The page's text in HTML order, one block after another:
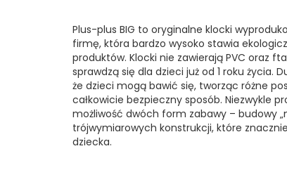
Plus-plus BIG to oryginalne klocki
firmę, która bardzo wysoko stawia
produktów. Klocki nie zawierają PVC oraz
sprawdzą się dla dzieci już od 1 roku życia.
że dzieci mogą bawić się, tworząc różne
całkowicie bezpieczny sposób. Niezwykle
możliwość dwóch form zabawy – budowy
trójwymiarowych konstrukcji, które
dziecka.